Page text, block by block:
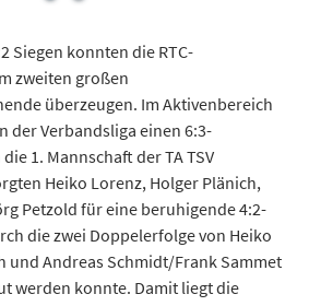
Siegen konnten die RTC-
zweiten großen
überzeugen. Im Aktivenbereich
der Verbandsliga einen 6:3-
1. Mannschaft der TA TSV
Heiko Lorenz, Holger Plänich,
Petzold für eine beruhigende 4:2-
die zwei Doppelerfolge von Heiko
und Andreas Schmidt/Frank Sammet
werden konnte. Damit liegt die